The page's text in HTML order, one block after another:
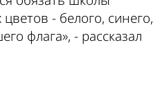
- белого, синего,
флага», - рассказал